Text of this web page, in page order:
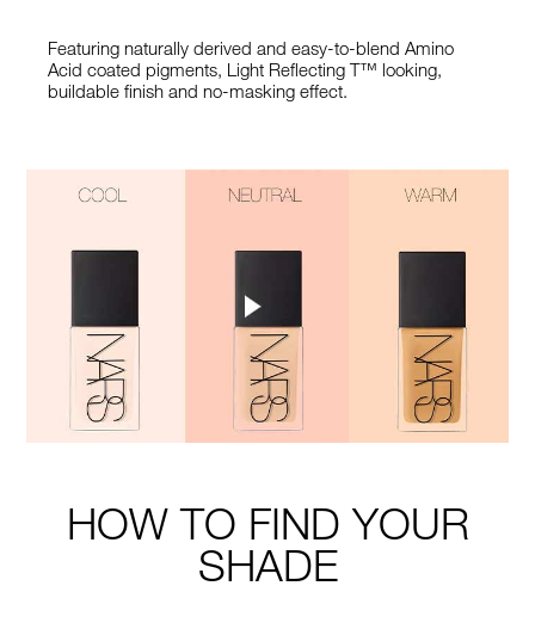
Featuring naturally derived and easy-to-blend Amino
Acid coated pigments, Light Reflecting T™ looking,
buildable finish and no-masking effect.
HOW TO FIND YOUR
SHADE